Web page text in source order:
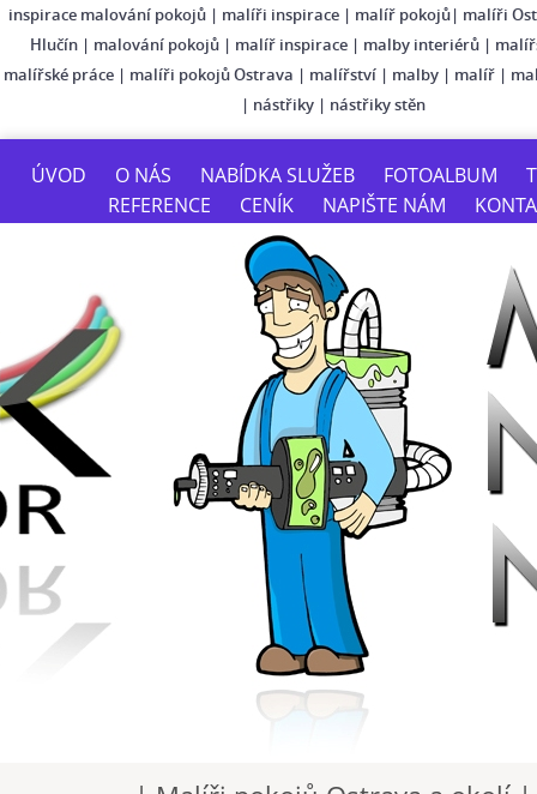
inspirace malování pokojů | malíři inspirace | malíř pokojů| malíři
Hlučín| malování pokojů| malíř inspirace| malby interiérů|
malířské práce | malíři pokojů Ostrava | malířství | malby | malíř |
| nástřiky | nástřiky stěn
ÚVOD O NÁS NABÍDKA SLUŽEB FOTOALBUM
REFERENCE
CENÍK NAPIŠTE NÁM